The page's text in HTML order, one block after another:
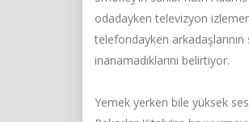
odadayken televizyon
telefondayken arkadaşlarının
inanamadıklarını belirtiyor.
Yemek yerken bile yüksek